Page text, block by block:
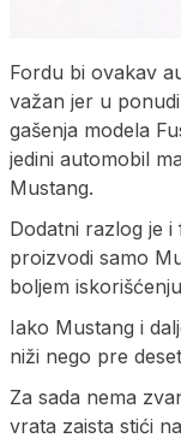
Fordu bi ovakav
važan jer u
gašenja modela
jedini automobil
Mustang.
Dodatni razlog je
proizvodi samo
boljem
Iako Mustang i
niži nego pre
Za sada nema
vrata zaista stići